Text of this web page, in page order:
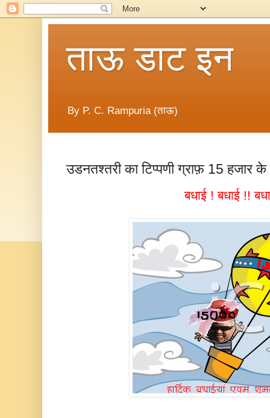
ताऊ डाट इन
By P. C. Rampuria (ताऊ)
उडनतश्तरी का टिप्पणी ग्राफ़ 15 हजार के
बधाई ! बधाई !!